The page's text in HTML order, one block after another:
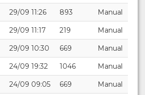
29/09 11:26 893 Manual
29/09 11:17 219 Manual
29/09 10:30 669 Manual
24/09 19:32 1046 Manual
24/09 09:05 669 Manual